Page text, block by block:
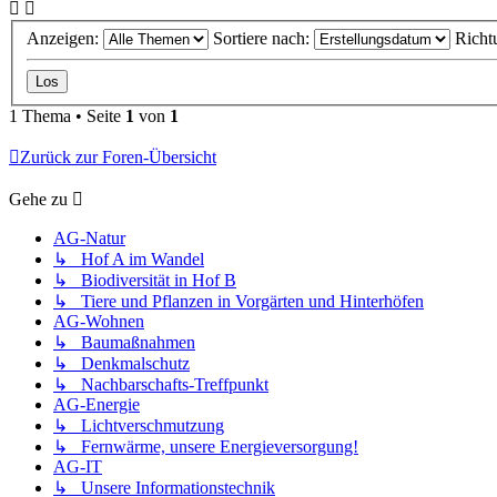
Anzeigen: Sortiere nach:
1 Thema • Seite 1 von 1
Zurück zur Foren-Übersicht
Gehe zu
AG-Natur
↳ Hof A im Wandel
↳ Biodiversität in Hof B
↳ Tiere und Pflanzen in Vorgärten und Hinterhöfen
AG-Wohnen
↳ Baumaßnahmen
↳ Denkmalschutz
↳ Nachbarschafts-Treffpunkt
AG-Energie
↳ Lichtverschmutzung
↳ Fernwärme, unsere Energieversorgung!
AG-IT
↳ Unsere Informationstechnik